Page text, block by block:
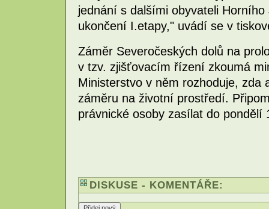
jednání s dalšími obyvateli
ukončení I.etapy," uvádí se v
Záměr Severočeských dolů na
v tzv. zjišťovacím řízení zkoumá
Ministerstvo v něm rozhoduje, zda
záměru na životní prostředí.
právnické osoby zasílat do
DISKUSE - KOMENTÁŘE: